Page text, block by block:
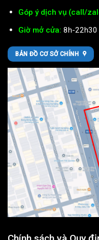
Góp ý dịch vụ (call/
Giờ mở cửa: 8h-22h30
BẢN ĐỒ CƠ SỞ CHÍNH